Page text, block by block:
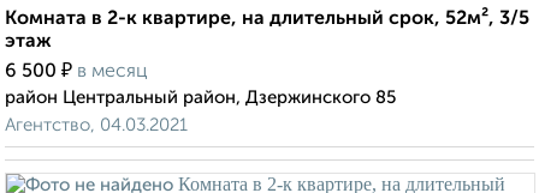
Комната в 2-к квартире, на длительный срок, 52м², 3/5
этаж
6 500 ₽ в месяц
район Центральный район, Дзержинского 85
Агентство, 04.03.2021